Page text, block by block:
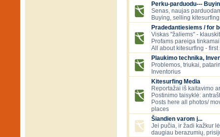
Perku-parduodu---
Senas, naujas
Buying, selling
Pradedantiesiems / for
Viskas "žaliems" -
Profams pareiga
All about kitesurfing - first
Plaukimo technika,
Problemos, triukai,
Inventorius
Kitesurfing Media
Reportažai iš kaitavimo
Postinimo taisyklė:
Posts here all photos/
places
Šiandien varom į...
Jei pučia, ir žadi kažkur
daugiau berazumių,